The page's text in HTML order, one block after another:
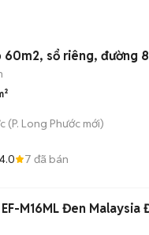
Đất ngộp 60m2, sổ riêng,
(P. Long Phước mới)
7 đã bán
M16ML Đen Malaysia